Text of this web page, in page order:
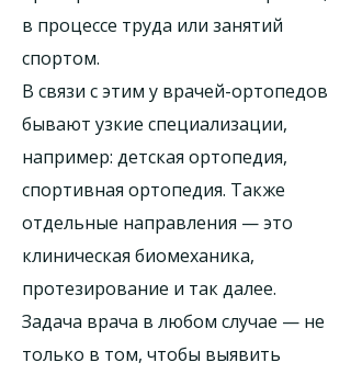
в процессе труда или занятий
спортом.
В связи с этим у врачей-ортопедов
бывают узкие специализации,
например: детская ортопедия,
спортивная ортопедия. Также
отдельные направления — это
клиническая биомеханика,
протезирование и так далее.
Задача врача в любом случае — не
только в том, чтобы выявить